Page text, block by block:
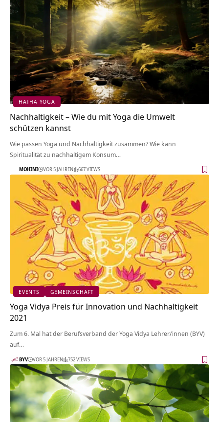
HATHA YOGA
Nachhaltigkeit – Wie du mit Yoga die Umwelt
schützen kannst
Wie passen Yoga und Nachhaltigkeit zusammen? Wie kann
Spiritualität zu nachhaltigem Konsum…
MOHINI VOR 5 JAHREN 667 VIEWS
EVENTS GEMEINSCHAFT
Yoga Vidya Preis für Innovation und Nachhaltigkeit
2021
Zum 6. Mal hat der Berufsverband der Yoga Vidya Lehrer/innen (BYV)
auf…
BYV VOR 5 JAHREN 752 VIEWS